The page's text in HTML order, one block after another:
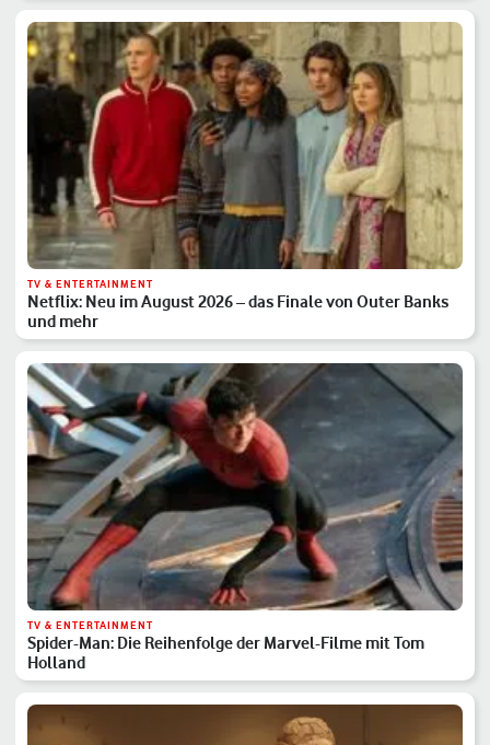
TV & ENTERTAINMENT
Netflix: Neu im August 2026 – das Finale von Outer Banks
und mehr
TV & ENTERTAINMENT
Spider-Man: Die Reihenfolge der Marvel-Filme mit Tom
Holland